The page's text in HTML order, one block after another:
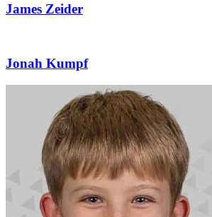
James Zeider
Jonah Kumpf